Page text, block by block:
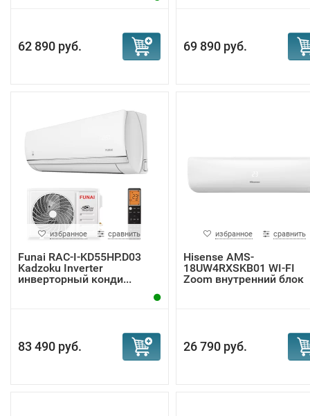
62 890 руб. 69 890 руб.
избранное сравнить
Funai RAC-I-KD55HP.D03
Kadzoku Inverter
инверторный конди...
83 490 руб.
избранное сравнить
Hisense AMS-
18UW4RXSKB01 WI-FI
Zoom внутренний блок
26 790 руб.